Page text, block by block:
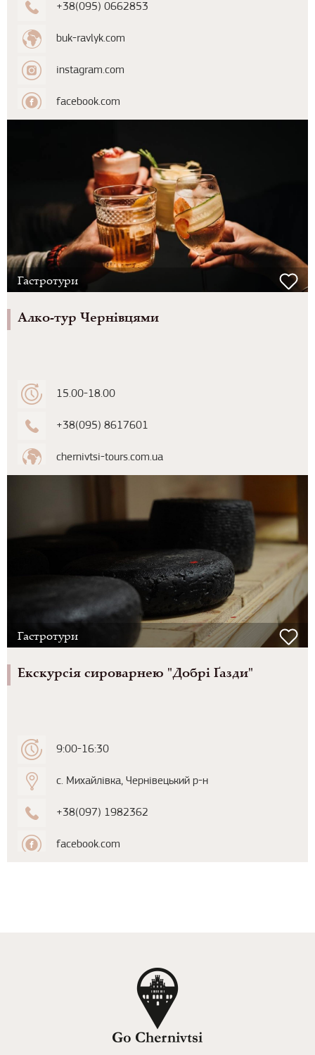
+38(095) 0662853
buk-ravlyk.com
instagram.com
facebook.com
Гастротури
Алко-тур Чернівцями
15.00-18.00
+38(095) 8617601
chernivtsi-tours.com.ua
Гастротури
Екскурсія сироварнею "Добрі Ґазди"
9:00-16:30
с. Михайлівка, Чернівецький р-н
+38(097) 1982362
facebook.com